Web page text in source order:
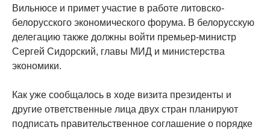
Вильнюсе и примет участие в работе литовско-
белорусского экономического форума. В белорусскую
делегацию также должны войти премьер-министр
Сергей Сидорский, главы МИД и министерства
экономики.
Как уже сообщалось в ходе визита президенты и
другие ответственные лица двух стран планируют
подписать правительственное соглашение о порядке